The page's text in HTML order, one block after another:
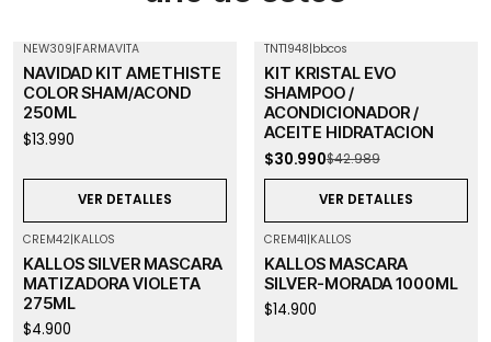
NEW309|FARMAVITA
NAVIDAD KIT AMETHISTE
COLOR SHAM/ACOND
250ML
$13.990
VER DETALLES
Agotado
TNT1948|bbcos
KIT KRISTAL EVO
SHAMPOO /
ACONDICIONADOR /
ACEITE HIDRATACION
$30.990$42.989
VER DETALLES
CREM42|KALLOS
KALLOS SILVER MASCARA
MATIZADORA VIOLETA
275ML
$4.900
CREM41|KALLOS
KALLOS MASCARA
SILVER-MORADA 1000ML
$14.900